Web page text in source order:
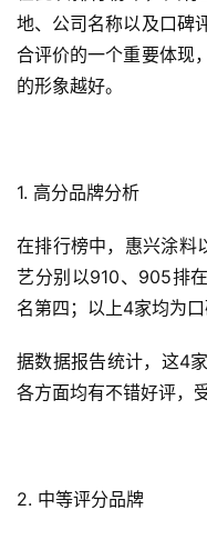
地、公司名称以及口碑
合评价的一个重要体现
的形象越好。
1. 高分品牌分析
在排行榜中，惠兴涂料
艺分别以910、905排
名第四；以上4家均为
据数据报告统计，这4
各方面均有不错好评，
2. 中等评分品牌